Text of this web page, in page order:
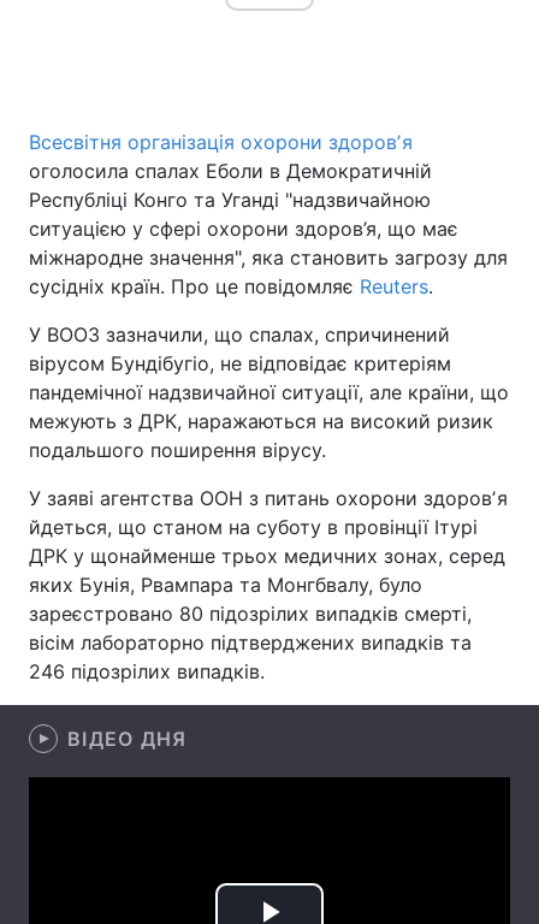
Світ
Спорт Наука
Техно і зв'язок Лайт
Здоров'я Туризм
Цікавинки Погода
Лонгріди
Відео з Youtube
Інтерв'ю Думки
Архів Вакансії
Всесвітня організація охорони здоровʼя
оголосила спалах Еболи в Демократичній
Республіці Конго та Уганді "надзвичайною
ситуацією у сфері охорони здоров’я, що має
міжнародне значення", яка становить загрозу для
сусідніх країн. Про це повідомляє Reuters.
У ВООЗ зазначили, що спалах, спричинений
вірусом Бундібугіо, не відповідає критеріям
пандемічної надзвичайної ситуації, але країни, що
межують з ДРК, наражаються на високий ризик
подальшого поширення вірусу.
У заяві агентства ООН з питань охорони здоровʼя
йдеться, що станом на суботу в провінції Ітурі
ДРК у щонайменше трьох медичних зонах, серед
яких Бунія, Рвампара та Монгбвалу, було
зареєстровано 80 підозрілих випадків смерті,
вісім лабораторно підтверджених випадків та
246 підозрілих випадків.
ВІДЕО ДНЯ